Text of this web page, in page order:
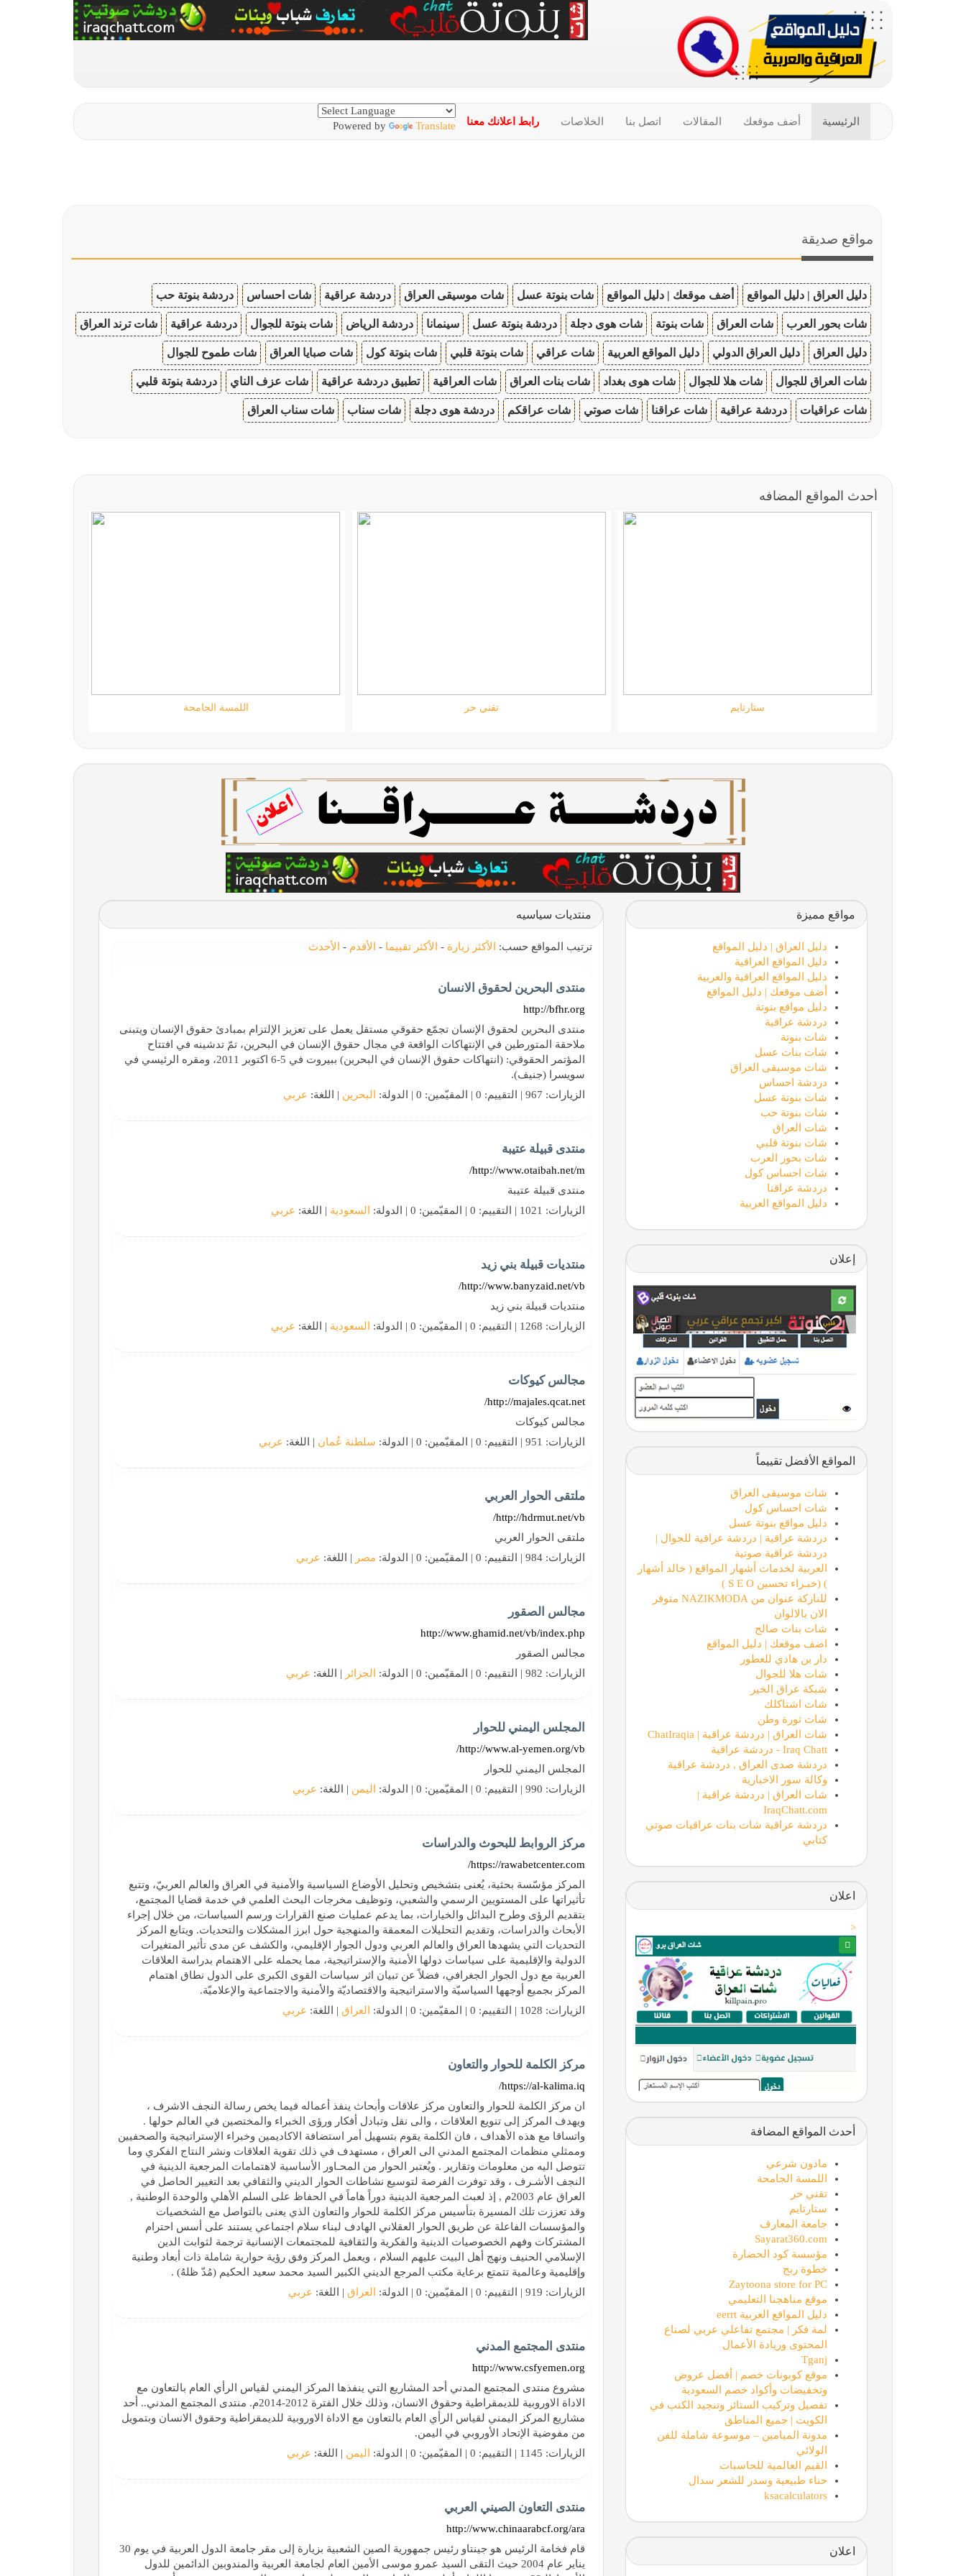
الرئيسية أضف موقعك المقالات اتصل بنا الخلاصات رابط اعلانك معنا Powered by Translate
مواقع صديقة
دليل العراق | دليل المواقع أضف موقعك | دليل المواقع شات بنوتة عسل شات موسيقى العراق دردشة عراقية شات احساس دردشة بنوتة حب
شات بحور العرب شات العراق شات بنوتة شات هوى دجلة دردشة بنوتة عسل سينمانا دردشة الرياض شات بنوتة للجوال دردشة عراقية شات ترند العراق
دليل العراق دليل العراق الدولي دليل المواقع العربية شات عراقي شات بنوتة قلبي شات بنوتة كول شات صبايا العراق شات طموح للجوال
شات العراق للجوال شات هلا للجوال شات هوى بغداد شات بنات العراق شات العراقية تطبيق دردشة عراقية شات عزف الناي دردشة بنوتة قلبي
شات عراقيات دردشة عراقية شات عراقنا شات صوتي شات عراقكم دردشة هوى دجلة شات سناب شات سناب العراق
أحدث المواقع المضافه
تقني حر ستارتايم جامعة المعارف
منتديات سياسيه
ترتيب المواقع حسب: الأكثر زيارة - الأكثر تقييما - الأقدم - الأحدث
منتدى البحرين لحقوق الانسان
http://bfhr.org
منتدى البحرين لحقوق الإنسان تجمّع حقوقي مستقل يعمل على تعزيز الإلتزام بمبادئ حقوق الإنسان ويتبنى
ملاحقة المتورطين في الإنتهاكات الواقعة في مجال حقوق الإنسان في البحرين، تمّ تدشينه في افتتاح
المؤتمر الحقوقي: (انتهاكات حقوق الإنسان في البحرين) ببيروت في 5-6 اكتوبر 2011، ومقره الرئيسي في
سويسرا (جنيف).
الزيارات: 967 | التقييم: 0 | المقيّمين: 0 | الدولة:
البحرين | اللغة: عربي
منتدى قبيلة عتيبة
http://www.otaibah.net/m/
منتدى قبيلة عتيبة
الزيارات: 1021 | التقييم: 0 | المقيّمين: 0 | الدولة:
السعودية | اللغة: عربي
منتديات قبيلة بني زيد
http://www.banyzaid.net/vb/
منتديات قبيلة بني زيد
الزيارات: 1268 | التقييم: 0 | المقيّمين: 0 | الدولة:
السعودية | اللغة: عربي
مجالس كيوكات
http://majales.qcat.net/
مجالس كيوكات
الزيارات: 951 | التقييم: 0 | المقيّمين: 0 | الدولة:
سلطنة عُمان | اللغة: عربي
ملتقى الحوار العربي
http://hdrmut.net/vb/
ملتقى الحوار العربي
الزيارات: 984 | التقييم: 0 | المقيّمين: 0 | الدولة:
مصر | اللغة: عربي
مجالس الصقور
http://www.ghamid.net/vb/index.php
مجالس الصقور
الزيارات: 982 | التقييم: 0 | المقيّمين: 0 | الدولة:
الجزائر | اللغة: عربي
المجلس اليمني للحوار
http://www.al-yemen.org/vb/
المجلس اليمني للحوار
الزيارات: 990 | التقييم: 0 | المقيّمين: 0 | الدولة:
اليمن | اللغة: عربي
مركز الروابط للبحوث والدراسات
https://rawabetcenter.com/
المركز مؤسّسة بحثية، يُعنى بتشخيص وتحليل الأوضاع السياسية والأمنية في العراق والعالم العربيّ، وتتبع
تأثيراتها على المستويين الرسمي والشعبي، وتوظيف مخرجات البحث العلمي في خدمة قضايا المجتمع،
بتقديم الرؤى وطرح البدائل والخيارات، بما يدعم عمليات صنع القرارات ورسم السياسات، من خلال إجراء
الأبحاث والدراسات، وتقديم التحليلات المعمقة والمنهجية حول ابرز المشكلات والتحديات. ويتابع المركز
التحديات التي يشهدها العراق والعالم العربي ودول الجوار الإقليمي، والكشف عن مدى تأثير المتغيرات
الدولية والإقليمية على سياسات دولها الأمنية والإستراتيجية، مما يحمله على الاهتمام بدراسة العلاقات
العربية مع دول الجوار الجغرافي، فضلاً عن تبيان اثر سياسات القوى الكبرى على الدول نطاق اهتمام
المركز بجميع أوجهها السياسيّة والاستراتيجية والاقتصاديّة والأمنية والاجتماعية والإعلاميّة.
الزيارات: 1028 | التقييم: 0 | المقيّمين: 0 | الدولة:
العراق | اللغة: عربي
مركز الكلمة للحوار والتعاون
https://al-kalima.iq/
ان مركز الكلمة للحوار والتعاون مركز علاقات وأبحاث ينفذ أعماله فيما يخص رسالة النجف الاشرف ،
ويهدف المركز إلى تنويع العلاقات ، والى نقل وتبادل أفكار ورؤى الخبراء والمختصين في العالم حولها .
واتساقا مع هذه الأهداف ، فان الكلمة يقوم بتسهيل أمر استضافة الاكاديمين وخبراء الإستراتيجية والصحفيين
وممثلي منظمات المجتمع المدني الى العراق ، مستهدف في ذلك تقوية العلاقات ونشر النتاج الفكري وما
تتوصل اليه من معلومات وتقارير . ويُعتبر الحوار من المحـاور الأساسية لاهتمامات المرجعية الدينية في
النجف الأشـرف ، وقد توفرت الفرصة لتوسيع نشاطات الحوار الديني والثقافي بعد التغيير الحاصل في
العراق عام 2003م , إذ لعبت المرجعية الدينية دوراً هاماً في الحفاظ على السلم الأهلي والوحدة الوطنية ,
وقد تعززت تلك المسيرة بتأسيس مركز الكلمة للحوار والتعاون الذي يعنى بالتواصل مع الشخصيات
والمؤسسات الفاعلة عن طريق الحوار العقلاني الهادف لبناء سلام اجتماعي يستند على أسس احترام
المشتركات وفهم الخصوصيات الدينية والفكرية والثقافية للمجتمعات الإنسانية ترجمة لثوابت الدين
الإسلامي الحنيف ونهج أهل البيت عليهم السلام ، ويعمل المركز وفق رؤية حوارية شاملة ذات أبعاد وطنية
وإقليمية وعالمية تتمتع برعاية مكتب المرجع الديني الكبير السيد محمد سعيد الحكيم (مُدّ ظلهُ) .
الزيارات: 919 | التقييم: 0 | المقيّمين: 0 | الدولة:
العراق | اللغة: عربي
منتدى المجتمع المدني
http://www.csfyemen.org
مشروع منتدى المجتمع المدني أحد المشاريع التي ينفذها المركز اليمني لقياس الرأي العام بالتعاون مع
الاداة الاوروبية للديمقراطية وحقوق الانسان، وذلك خلال الفترة 2012-2014م. منتدى المجتمع المدني.. أحد
مشاريع المركز اليمني لقياس الرأي العام بالتعاون مع الاداة الاوروبية للديمقراطية وحقوق الانسان وبتمويل
من مفوضية الإتحاد الأوروبي في اليمن.
الزيارات: 1145 | التقييم: 0 | المقيّمين: 0 | الدولة:
اليمن | اللغة: عربي
منتدى التعاون الصيني العربي
http://www.chinaarabcf.org/ara
قام فخامة الرئيس هو جينتاو رئيس جمهورية الصين الشعبية بزيارة إلى مقر جامعة الدول العربية في يوم 30
يناير عام 2004 حيث التقى السيد عمرو موسى الأمين العام لجامعة العربية والمندوبين الدائمين للدول
مواقع مميزة
دليل العراق | دليل المواقع
دليل المواقع العراقية
دليل المواقع العراقية والعربية
أضف موقعك | دليل المواقع
دليل مواقع بنوتة
دردشة عراقية
شات بنوتة
شات بنات عسل
شات موسيقى العراق
دردشة احساس
شات بنوتة عسل
شات بنوتة حب
شات العراق
شات بنوتة قلبي
شات بحور العرب
شات احساس كول
دردشة عراقنا
دليل المواقع العربية
إعلان
المواقع الأفضل تقييماً
شات موسيقى العراق
شات احساس كول
دليل مواقع بنوتة عسل
دردشة عراقية | دردشة عراقية للجوال |
دردشة عراقية صوتية
العربية لخدمات أشهار المواقع ( خالد أشهار
) (خبـراء تحسين S E O )
للنازكة عنوان من NAZIKMODA متوفر
الان بالالوان
شات بنات صالح
اضف موقعك | دليل المواقع
دار بن هادي للعطور
شات هلا للجوال
شبكة عراق الخير
شات اشتاكلك
شات ثورة وطن
شات العراق | دردشة عراقية | ChatIraqia
Iraq Chatt - دردشة عراقية
دردشة صدى العراق , دردشة عراقية
وكالة سور الاخبارية
شات العراق | دردشة عراقية |
IraqChatt.com
دردشة عراقية شات بنات عراقيات صوتي
كتابي
اعلان
<
أحدث المواقع المضافة
ماذون شرعي
اللمسة الجامحة
تقني حر
ستارتايم
جامعة المعارف
Sayarat360.com
مؤسسة كود الحضارة
خطوة ربح
Zaytoona store for PC
موقع مناهجنا التعليمي
دليل المواقع العربية eerrt
لمة فكر | مجتمع تفاعلي عربي لصناع
المحتوى وريادة الأعمال
Tganj
موقع كوبونات خصم | أفضل عروض
وتخفيضات وأكواد خصم السعودية
تفصيل وتركيب الستائر وتنجيد الكنب في
الكويت | جميع المناطق
مدونة الميامين – موسوعة شاملة للفن
الولائي
القيم العالمية للحاسبات
حناء طبيعية وسدر للشعر سدال
ksacalculators
اعلان